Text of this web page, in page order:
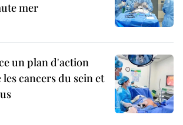
mer
un plan d'action
cancers du sein et